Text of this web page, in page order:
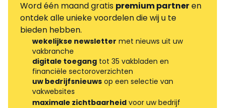
Word één maand gratis premium partneren
ontdek alle unieke voordelen die wij u te
bieden hebben.
wekelijkse newsletter met nieuws uit uw
vakbranche
digitale toegang tot 35 vakbladen en
financiële sectoroverzichten
uw bedrijfsnieuws op een selectie van
vakwebsites
maximale zichtbaarheid voor uw bedrijf